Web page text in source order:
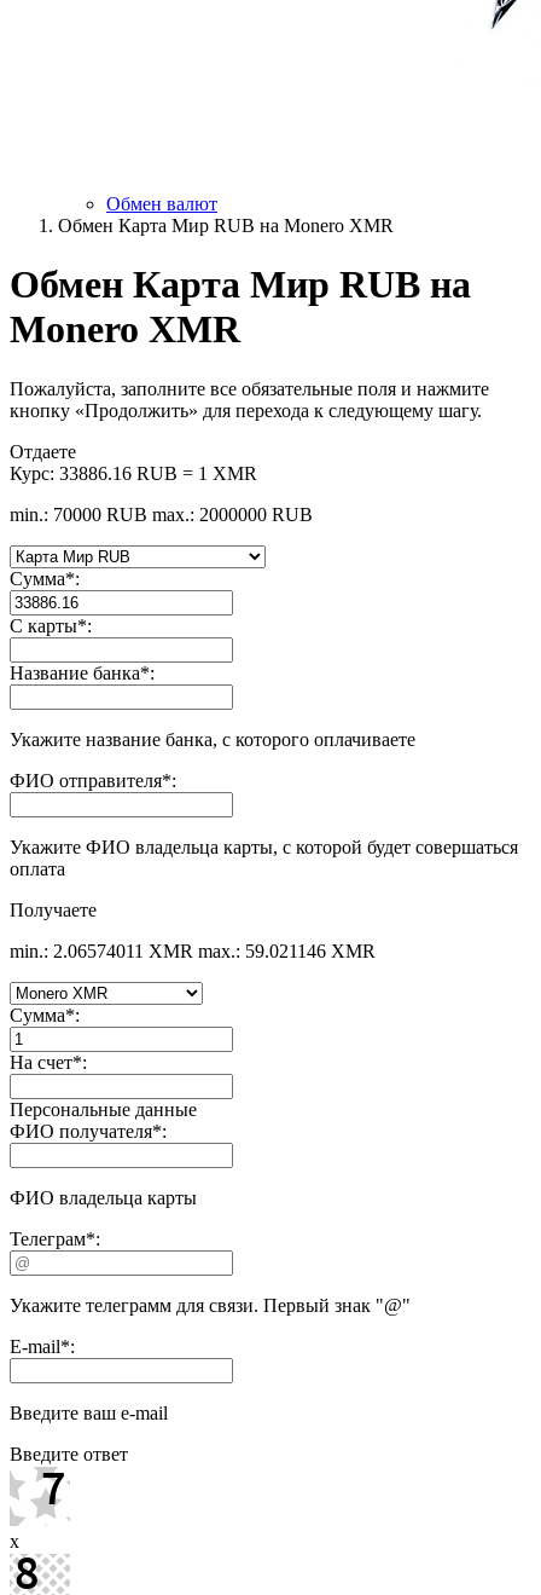
Обмен валют
Обмен Карта Мир RUB на Monero XMR
Обмен Карта Мир RUB на
Monero XMR
Пожалуйста, заполните все обязательные поля и нажмите
кнопку «Продолжить» для перехода к следующему шагу.
Отдаете
Курс: 33886.16 RUB = 1 XMR
min.: 70000 RUB max.: 2000000 RUB
Сумма*:
С карты*:
Название банка*:
Укажите название банка, с которого оплачиваете
ФИО отправителя*:
Укажите ФИО владельца карты, с которой будет совершаться
оплата
Получаете
min.: 2.06574011 XMR max.: 59.021146 XMR
Сумма*:
На счет*:
Персональные данные
ФИО получателя*:
ФИО владельца карты
Телеграм*:
Укажите телеграмм для связи. Первый знак "@"
E-mail*:
Введите ваш e-mail
Введите ответ
x